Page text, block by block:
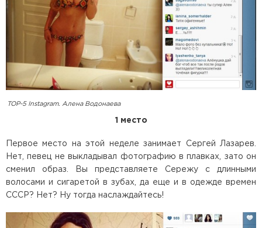
TOP-5 Instagram. Алена Водонаева
1 место
Первое место на этой неделе занимает Сергей Лазарев.
Нет, певец не выкладывал фотографию в плавках, зато он
сменил образ. Вы представляете Сережу с длинными
волосами и сигаретой в зубах, да еще и в одежде времен
СССР? Нет? Ну тогда наслаждайтесь!